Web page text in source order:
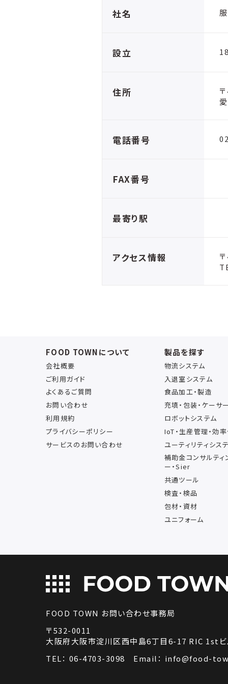
社名
設立
住所
電話番号
FAX番号
最寄り駅
アクセス情報
FOOD TOWNについて
会社概要
ご利用ガイド
よくあるご質問
お問い合わせ
利用規約
プライバシーポリシー
サービスのお問い合わせ
製品を探す
物流システム
入退室システム
食品加工・製造
充填・包装・ケーサ
ロボットシステム
IoT・生産管理・効
ユーティリティシス
補助金コンサルティ
ー・Sier
共通ツール
検査・検品
包材・資材
ユニフォーム
FOOD TOWN お問い合わせ事務局
〒532-0011
大阪府大阪市淀川区西中島6丁目6-17 RIC 1st
TEL： 06-4703-3098 Email： info@food-